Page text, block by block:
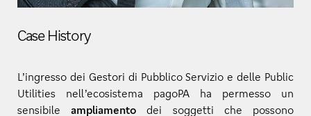
Case History
L’ingresso dei Gestori di Pubblico Servizio e delle Public
Utilities nell’ecosistema pagoPA ha permesso un
sensibileampliamentodei soggetti che possono